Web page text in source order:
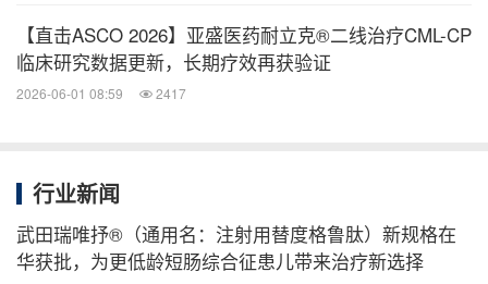
核心要点：
这是一项在SDH缺陷型肿瘤中的研究，评估了奥雷
在26例SDH缺陷型GIST患者中，6例（23.1%）患
者的最佳疗效为PR，中位无进展生存期（PFS）
长达25.7个月；在6例SDH缺陷型副神经节瘤患者
【直击ASCO 2026】亚盛医药耐立克®二线治疗CML-CP
临床研究数据更新，长期疗效再获验证
2026-06-01 08:59 2417
行业新闻
武田瑞唯抒®（通用名：注射用替度格鲁肽）新规格在
华获批，为更低龄短肠综合征患儿带来治疗新选择